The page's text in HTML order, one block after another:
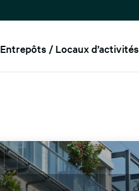
Entrepôts / Locaux d’activités